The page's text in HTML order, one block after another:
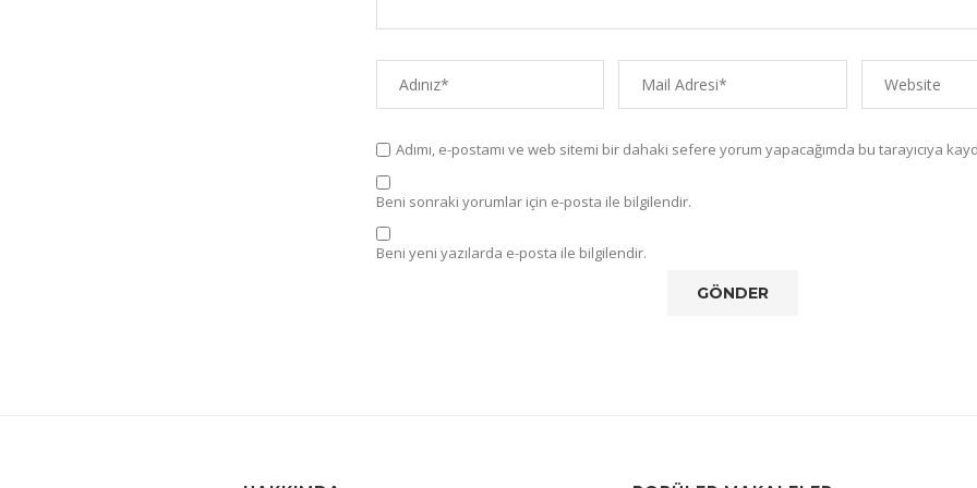
Adımı, e-postamı ve web sitemi bir dahaki sefere yorum yapacağımda bu tarayıcıya
Beni sonraki yorumlar için e-posta ile bilgilendir.
Beni yeni yazılarda e-posta ile bilgilendir.